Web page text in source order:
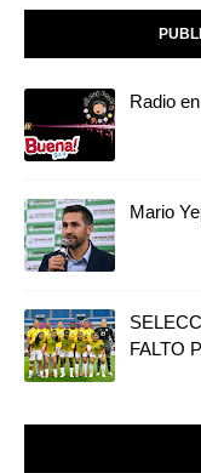
Radio
Mario
FALTO